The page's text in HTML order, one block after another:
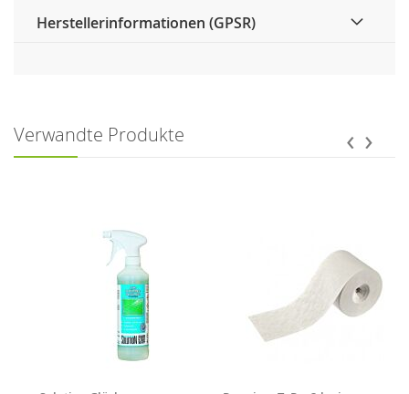
Herstellerinformationen (GPSR)
Verwandte Produkte ‹ ›